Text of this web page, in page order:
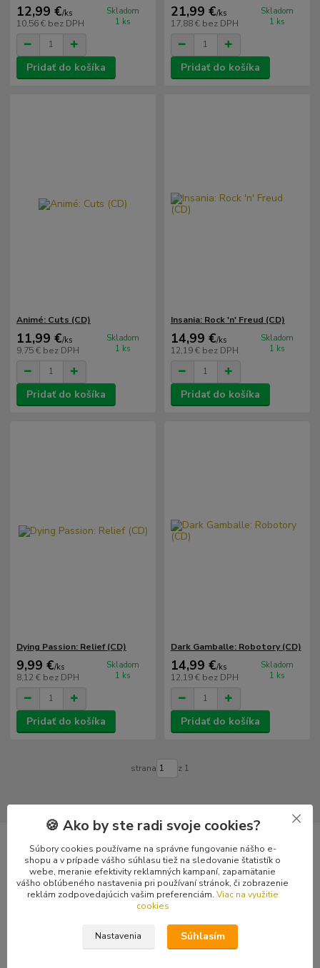
12,99 €/ks
10,56 € bez DPH
Skladom
1 ks
Pridať do košíka
21,99 €/ks
17,88 € bez DPH
Skladom
1 ks
Pridať do košíka
Animé: Cuts (CD)
11,99 €/ks
9,75 € bez DPH
Skladom
1 ks
Pridať do košíka
Insania: Rock 'n' Freud (CD)
14,99 €/ks
12,19 € bez DPH
Skladom
1 ks
Pridať do košíka
Dying Passion: Relief (CD)
9,99 €/ks
8,12 € bez DPH
Skladom
1 ks
Pridať do košíka
Dark Gamballe: Robotory (CD)
14,99 €/ks
12,19 € bez DPH
Skladom
1 ks
Pridať do košíka
strana z 1
Novinky z nášho blogu
🍪 Ako by ste radi svoje cookies?
Súbory cookies používame na správne fungovanie nášho e-
shopu a v prípade vášho súhlasu tiež na sledovanie štatistík o
webe, meranie efektivity reklamných kampaní, zapamätanie
vášho obľúbeného nastavenia pri používaní stránok, či zobrazenie
reklám zodpovedajúcich vašim preferenciám. Viac na využitie
cookies
Nastavenia Súhlasím